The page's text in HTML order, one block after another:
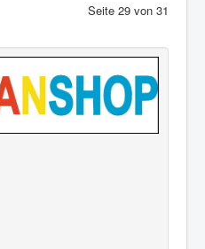
Seite 29 von 31